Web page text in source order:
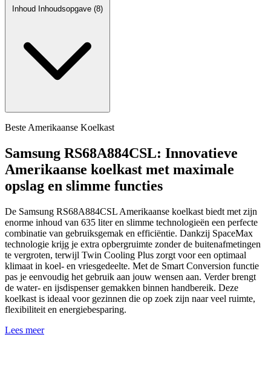
Inhoud Inhoudsopgave (8)
Beste Amerikaanse Koelkast
Samsung RS68A884CSL: Innovatieve
Amerikaanse koelkast met maximale
opslag en slimme functies
De Samsung RS68A884CSL Amerikaanse koelkast biedt met zijn
enorme inhoud van 635 liter en slimme technologieën een perfecte
combinatie van gebruiksgemak en efficiëntie. Dankzij SpaceMax
technologie krijg je extra opbergruimte zonder de buitenafmetingen
te vergroten, terwijl Twin Cooling Plus zorgt voor een optimaal
klimaat in koel- en vriesgedeelte. Met de Smart Conversion functie
pas je eenvoudig het gebruik aan jouw wensen aan. Verder brengt
de water- en ijsdispenser gemakken binnen handbereik. Deze
koelkast is ideaal voor gezinnen die op zoek zijn naar veel ruimte,
flexibiliteit en energiebesparing.
Lees meer